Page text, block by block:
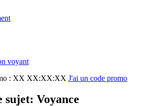
voyant
: XX XX:XX:XX J'ai un code promo
Voyance